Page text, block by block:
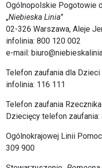
Ogólnopolskie Pogotowie
„Niebieska Linia”
02-326 Warszawa, Aleje
infolinia: 800 120 002
e-mail:
Telefon zaufania dla Dzieci
infolinia: 116 111
Telefon zaufania
Dziecięcy telefon zaufania:
Ogólnokrajowej Linii
309 900